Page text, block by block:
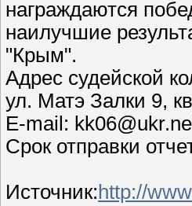
награждаются
наилучшие
"Крым".
Адрес судейской
ул. Матэ Залки 9,
E-mail:
Срок отправки
Источник:http://